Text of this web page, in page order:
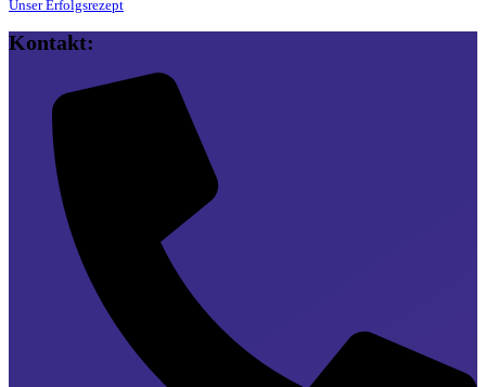
Unser Erfolgsrezept
Kontakt: